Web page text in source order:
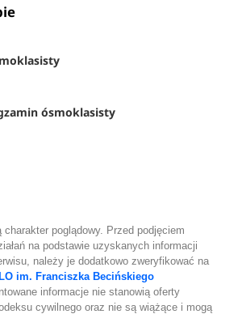
ósmoklasisty
charakter poglądowy. Przed podjęciem
na podstawie uzyskanych informacji
należy je dodatkowo zweryfikować na
LO im. Franciszka Becińskiego
informacje nie stanowią oferty
cywilnego oraz nie są wiążące i mogą